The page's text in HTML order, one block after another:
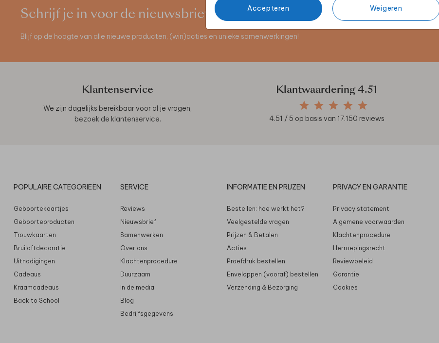
Accepteren Weigeren
Schrijf je in voor de nieuwsbrief
Blijf op de hoogte van alle nieuwe producten, (win)acties en unieke samenwerkingen!
Klantenservice
We zijn dagelijks bereikbaar voor al je vragen,
bezoek de klantenservice.
Klantwaardering4.51
4.51 / 5 op basis van 17.150 reviews
POPULAIRE CATEGORIEËN
Geboortekaartjes
Geboorteproducten
Trouwkaarten
Bruiloftdecoratie
Uitnodigingen
Cadeaus
Kraamcadeaus
Back to School
SERVICE
Reviews
Nieuwsbrief
Samenwerken
Over ons
Klachtenprocedure
Duurzaam
In de media
Blog
Bedrijfsgegevens
INFORMATIE EN PRIJZEN
Bestellen: hoe werkt het?
Veelgestelde vragen
Prijzen & Betalen
Acties
Proefdruk bestellen
Enveloppen (vooraf) bestellen
Verzending & Bezorging
PRIVACY EN GARANTIE
Privacy statement
Algemene voorwaarden
Klachtenprocedure
Herroepingsrecht
Reviewbeleid
Garantie
Cookies